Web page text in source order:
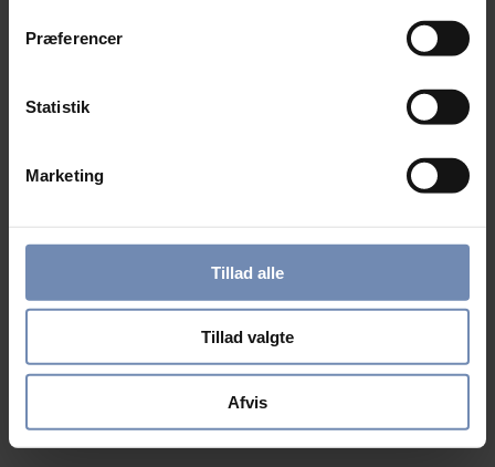
Præferencer
Statistik
Marketing
Tillad alle
Tillad valgte
Afvis